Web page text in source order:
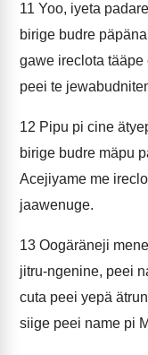
11 Yoo, iyeta
birige budre
gawe ireclota
peei te
12 Pipu pi cine
birige budre mäpu
Acejiyame me
jaawenuge.
13 Oogäräneji
jitru-ngenine, peei
cuta peei yepä
siige peei name pi